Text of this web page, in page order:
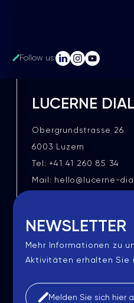
LUCERNE
Obergrundstrasse 26
6003 Luzern
Tel: +41 41 260 85 34
Mail: hello@lucerne-
Follow us:
NEWSLETTER
Mehr Informationen zu
Aktivitäten erhalten Sie
Melden Sie sich hier